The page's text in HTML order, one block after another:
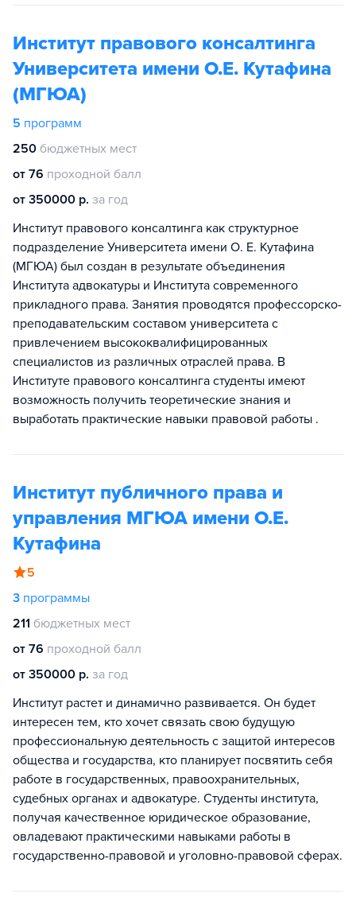
Институт правового консалтинга
Университета имени О.Е. Кутафина
(МГЮА)
5 программ
250 бюджетных мест
от 76 проходной балл
от 350000 р. за год
Институт правового консалтинга как структурное
подразделение Университета имени О. Е. Кутафина
(МГЮА) был создан в результате объединения
Института адвокатуры и Института современного
прикладного права. Занятия проводятся профессорско-
преподавательским составом университета с
привлечением высококвалифицированных
специалистов из различных отраслей права. В
Институте правового консалтинга студенты имеют
возможность получить теоретические знания и
выработать практические навыки правовой работы .
Институт публичного права и
управления МГЮА имени О.Е.
Кутафина
5
3 программы
211 бюджетных мест
от 76 проходной балл
от 350000 р. за год
Институт растет и динамично развивается. Он будет
интересен тем, кто хочет связать свою будущую
профессиональную деятельность с защитой интересов
общества и государства, кто планирует посвятить себя
работе в государственных, правоохранительных,
судебных органах и адвокатуре. Студенты института,
получая качественное юридическое образование,
овладевают практическими навыками работы в
государственно-правовой и уголовно-правовой сферах.